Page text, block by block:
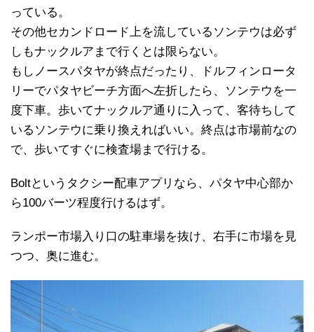
っている。
その他セカンドロード上を流しているソンテウは必ず
しもナックルアまで行くとは限らない。
もしノースパタヤが終点だったり、ドルフィンロータ
リーでパタヤビーチ方面へ左折したら、ソンテウを一
度下車。歩いてナックルア通りに入って、客待ちして
いるソンテウに乗り換えればいい。終点は市場前なの
で、歩いてすぐに検査場まで行ける。
Boltというタクシー配車アプリなら、パタヤ中心部か
ら100バーツ程度行けるはず。
ランポー市場入り口の駐車場を抜け、右手に市場を見
つつ、奥に進む。